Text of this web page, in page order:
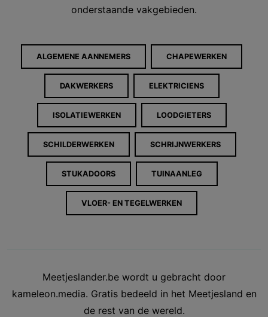
onderstaande vakgebieden.
ALGEMENE AANNEMERS CHAPEWERKEN
DAKWERKERS ELEKTRICIENS
ISOLATIEWERKEN LOODGIETERS
SCHILDERWERKEN SCHRIJNWERKERS
STUKADOORS TUINAANLEG
VLOER- EN TEGELWERKEN
Meetjeslander.be wordt u gebracht door
kameleon.media. Gratis bedeeld in het Meetjesland en
de rest van de wereld.